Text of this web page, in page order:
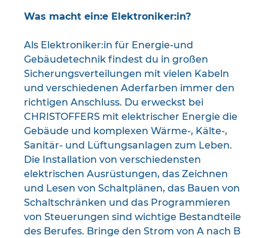
Was macht ein:e Elektroniker:in?
Als Elektroniker:in für Energie-und
Gebäudetechnik findest du in großen
Sicherungsverteilungen mit vielen Kabeln
und verschiedenen Aderfarben immer den
richtigen Anschluss. Du erweckst bei
CHRISTOFFERS mit elektrischer Energie die
Gebäude und komplexen Wärme-, Kälte-,
Sanitär- und Lüftungsanlagen zum Leben.
Die Installation von verschiedensten
elektrischen Ausrüstungen, das Zeichnen
und Lesen von Schaltplänen, das Bauen von
Schaltschränken und das Programmieren
von Steuerungen sind wichtige Bestandteile
des Berufes. Bringe den Strom von A nach B